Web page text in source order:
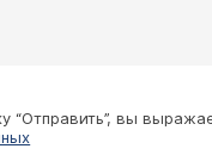
“Отправить”, вы